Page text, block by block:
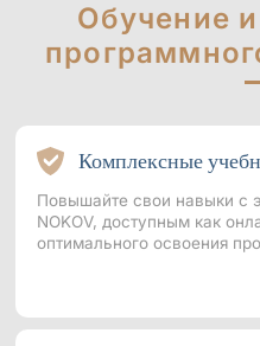
Обучение
Комплексные
Повышайте свои навыки с
NOKOV, доступным как
оптимального освоения